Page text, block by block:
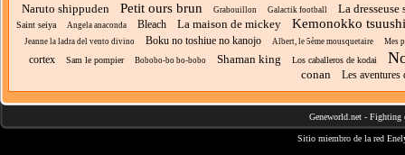
Naruto shippuden Petit ours brun Grabouillon Galactik football La
Saint seiya Angela anaconda Bleach La maison de mickey Kemonokko
Jeanne la ladra del vento divino Boku no toshiue no kanojo Albert, le 5ème mousquetaire Mes
cortex Sam le pompier Bobobo-bo bo-bobo Shaman king Los caballeros de kodai
conan Les aventures
Geneworld.net - Fighting
Sitio miembro de la red